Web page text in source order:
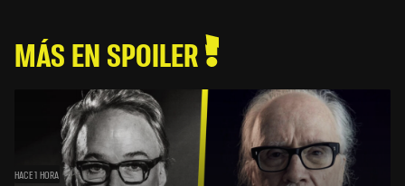
MÁS EN SPOILER
HACE 1 HORA